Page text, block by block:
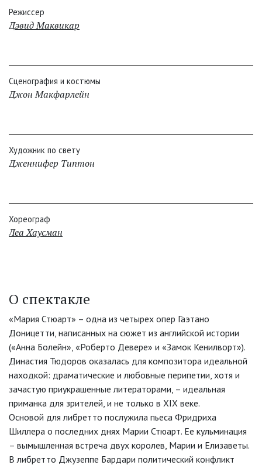
Режиссер
Дэвид Маквикар
Сценография и костюмы
Джон Макфарлейн
Художник по свету
Дженнифер Типтон
Хореограф
Леа Хаусман
О спектакле
«Мария Стюарт» – одна из четырех опер Гаэтано
Доницетти, написанных на сюжет из английской истории
(«Анна Болейн», «Роберто Девере» и «Замок Кенилворт»).
Династия Тюдоров оказалась для композитора идеальной
находкой: драматические и любовные перипетии, хотя и
зачастую приукрашенные литераторами, – идеальная
приманка для зрителей, и не только в XIX веке.
Основой для либретто послужила пьеса Фридриха
Шиллера о последних днях Марии Стюарт. Ее кульминация
– вымышленная встреча двух королев, Марии и Елизаветы.
В либретто Джузеппе Бардари политический конфликт